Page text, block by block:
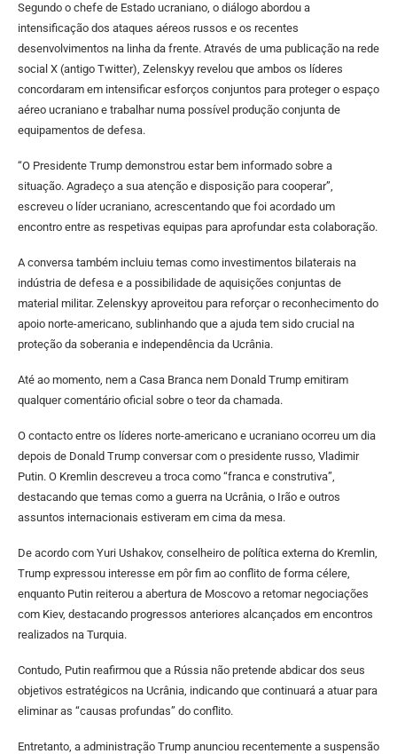
Segundo o chefe de Estado ucraniano, o diálogo abordou a
intensificação dos ataques aéreos russos e os recentes
desenvolvimentos na linha da frente. Através de uma publicação na rede
social X (antigo Twitter), Zelenskyy revelou que ambos os líderes
concordaram em intensificar esforços conjuntos para proteger o espaço
aéreo ucraniano e trabalhar numa possível produção conjunta de
equipamentos de defesa.
“O Presidente Trump demonstrou estar bem informado sobre a
situação. Agradeço a sua atenção e disposição para cooperar”,
escreveu o líder ucraniano, acrescentando que foi acordado um
encontro entre as respetivas equipas para aprofundar esta colaboração.
A conversa também incluiu temas como investimentos bilaterais na
indústria de defesa e a possibilidade de aquisições conjuntas de
material militar. Zelenskyy aproveitou para reforçar o reconhecimento do
apoio norte-americano, sublinhando que a ajuda tem sido crucial na
proteção da soberania e independência da Ucrânia.
Até ao momento, nem a Casa Branca nem Donald Trump emitiram
qualquer comentário oficial sobre o teor da chamada.
O contacto entre os líderes norte-americano e ucraniano ocorreu um dia
depois de Donald Trump conversar com o presidente russo, Vladimir
Putin. O Kremlin descreveu a troca como “franca e construtiva”,
destacando que temas como a guerra na Ucrânia, o Irão e outros
assuntos internacionais estiveram em cima da mesa.
De acordo com Yuri Ushakov, conselheiro de política externa do Kremlin,
Trump expressou interesse em pôr fim ao conflito de forma célere,
enquanto Putin reiterou a abertura de Moscovo a retomar negociações
com Kiev, destacando progressos anteriores alcançados em encontros
realizados na Turquia.
Contudo, Putin reafirmou que a Rússia não pretende abdicar dos seus
objetivos estratégicos na Ucrânia, indicando que continuará a atuar para
eliminar as “causas profundas” do conflito.
Entretanto, a administração Trump anunciou recentemente a suspensão